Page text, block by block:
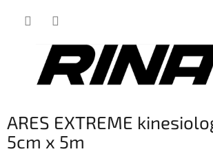
ARES EXTREME
5cm x 5m